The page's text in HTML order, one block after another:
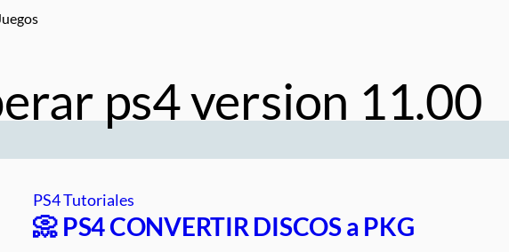
ps4 version 11.00
PS4 Tutoriales
📀 PS4 CONVERTIR DISCOS a PKG